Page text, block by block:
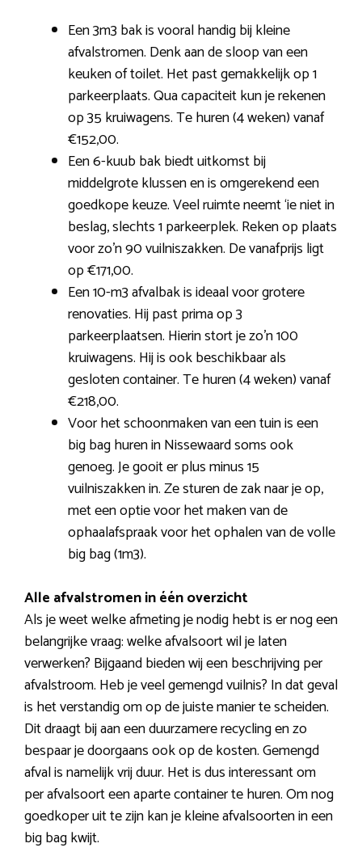
Een 3m3 bak is vooral handig bij kleine
afvalstromen. Denk aan de sloop van een
keuken of toilet. Het past gemakkelijk op 1
parkeerplaats. Qua capaciteit kun je rekenen
op 35 kruiwagens. Te huren (4 weken) vanaf
€152,00.
Een 6-kuub bak biedt uitkomst bij
middelgrote klussen en is omgerekend een
goedkope keuze. Veel ruimte neemt ‘ie niet in
beslag, slechts 1 parkeerplek. Reken op plaats
voor zo’n 90 vuilniszakken. De vanafprijs ligt
op €171,00.
Een 10-m3 afvalbak is ideaal voor grotere
renovaties. Hij past prima op 3
parkeerplaatsen. Hierin stort je zo’n 100
kruiwagens. Hij is ook beschikbaar als
gesloten container. Te huren (4 weken) vanaf
€218,00.
Voor het schoonmaken van een tuin is een
big bag huren in Nissewaard soms ook
genoeg. Je gooit er plus minus 15
vuilniszakken in. Ze sturen de zak naar je op,
met een optie voor het maken van de
ophaalafspraak voor het ophalen van de volle
big bag (1m3).
Alle afvalstromen in één overzicht
Als je weet welke afmeting je nodig hebt is er nog een
belangrijke vraag: welke afvalsoort wil je laten
verwerken? Bijgaand bieden wij een beschrijving per
afvalstroom. Heb je veel gemengd vuilnis? In dat geval
is het verstandig om op de juiste manier te scheiden.
Dit draagt bij aan een duurzamere recycling en zo
bespaar je doorgaans ook op de kosten. Gemengd
afval is namelijk vrij duur. Het is dus interessant om
per afvalsoort een aparte container te huren. Om nog
goedkoper uit te zijn kan je kleine afvalsoorten in een
big bag kwijt.